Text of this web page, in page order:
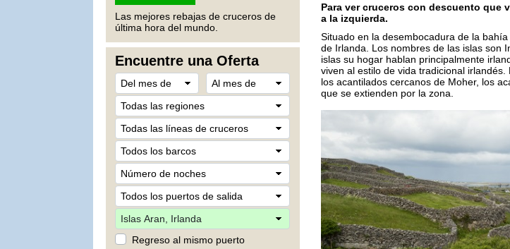
Las mejores rebajas de cruceros de
última hora del mundo.
Encuentre una Oferta
Regreso al mismo puerto
Para ver cruceros con descuento que
a la izquierda.
Situado en la desembocadura de la
de Irlanda. Los nombres de las islas son
islas su hogar hablan principalmente
viven al estilo de vida tradicional
los acantilados cercanos de Moher, los
que se extienden por la zona.